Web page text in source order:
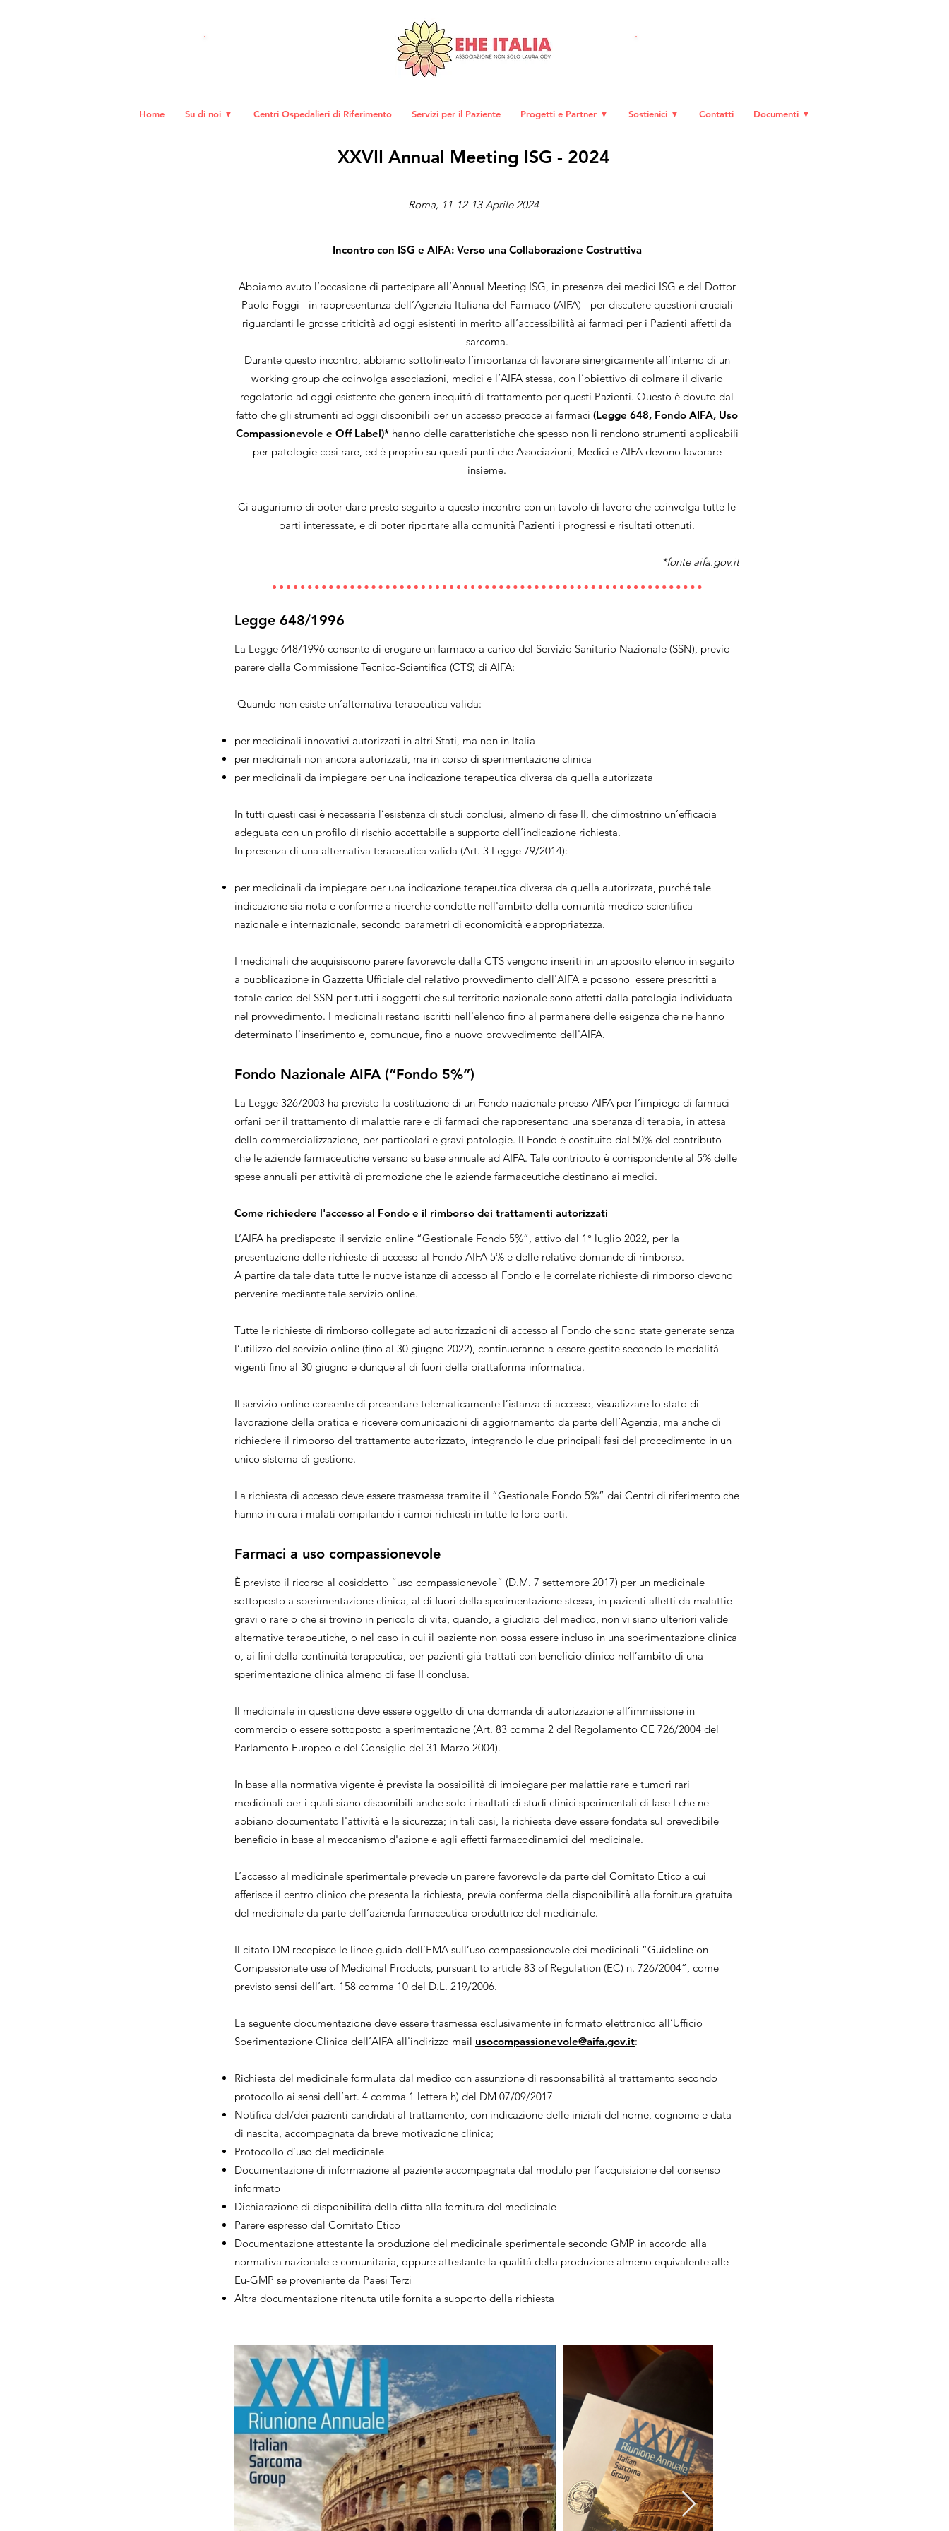
Home Su di noi ▼ Centri Ospedalieri di Riferimento Servizi per il Paziente Progetti e Partner ▼ Sostienici ▼ Contatti Documenti ▼
XXVII Annual Meeting ISG - 2024
Roma, 11-12-13 Aprile 2024
Incontro con ISG e AIFA: Verso una Collaborazione Costruttiva
Abbiamo avuto l’occasione di partecipare all’Annual Meeting ISG, in presenza dei medici ISG e del Dottor
Paolo Foggi - in rappresentanza dell’Agenzia Italiana del Farmaco (AIFA) - per discutere questioni cruciali
riguardanti le grosse criticità ad oggi esistenti in merito all’accessibilità ai farmaci per i Pazienti affetti da
sarcoma.
Durante questo incontro, abbiamo sottolineato l’importanza di lavorare sinergicamente all’interno di un
working group che coinvolga associazioni, medici e l’AIFA stessa, con l’obiettivo di colmare il divario
regolatorio ad oggi esistente che genera inequità di trattamento per questi Pazienti. Questo è dovuto dal
fatto che gli strumenti ad oggi disponibili per un accesso precoce ai farmaci (Legge 648, Fondo AIFA, Uso
Compassionevole e Off Label)*hanno delle caratteristiche che spesso non li rendono strumenti applicabili
per patologie così rare, ed è proprio su questi punti che Associazioni, Medici e AIFA devono lavorare
insieme.
Ci auguriamo di poter dare presto seguito a questo incontro con un tavolo di lavoro che coinvolga tutte le
parti interessate, e di poter riportare alla comunità Pazienti i progressi e risultati ottenuti.
*fonte aifa.gov.it
Legge 648/1996
La Legge 648/1996 consente di erogare un farmaco a carico del Servizio Sanitario Nazionale (SSN), previo
parere della Commissione Tecnico-Scientifica (CTS) di AIFA:
Quando non esiste un’alternativa terapeutica valida:
per medicinali innovativi autorizzati in altri Stati, ma non in Italia
per medicinali non ancora autorizzati, ma in corso di sperimentazione clinica
per medicinali da impiegare per una indicazione terapeutica diversa da quella autorizzata
In tutti questi casi è necessaria l’esistenza di studi conclusi, almeno di fase II, che dimostrino un’efficacia
adeguata con un profilo di rischio accettabile a supporto dell’indicazione richiesta.
In presenza di una alternativa terapeutica valida (Art. 3 Legge 79/2014):
per medicinali da impiegare per una indicazione terapeutica diversa da quella autorizzata, purché tale
indicazione sia nota e conforme a ricerche condotte nell'ambito della comunità medico-scientifica
nazionale e internazionale, secondo parametri di economicità e appropriatezza.
I medicinali che acquisiscono parere favorevole dalla CTS vengono inseriti in un apposito elenco in seguito
a pubblicazione in Gazzetta Ufficiale del relativo provvedimento dell'AIFA e possono essere prescritti a
totale carico del SSN per tutti i soggetti che sul territorio nazionale sono affetti dalla patologia individuata
nel provvedimento. I medicinali restano iscritti nell'elenco fino al permanere delle esigenze che ne hanno
determinato l'inserimento e, comunque, fino a nuovo provvedimento dell'AIFA.
Fondo Nazionale AIFA (“Fondo 5%”)
La Legge 326/2003 ha previsto la costituzione di un Fondo nazionale presso AIFA per l’impiego di farmaci
orfani per il trattamento di malattie rare e di farmaci che rappresentano una speranza di terapia, in attesa
della commercializzazione, per particolari e gravi patologie. Il Fondo è costituito dal 50% del contributo
che le aziende farmaceutiche versano su base annuale ad AIFA. Tale contributo è corrispondente al 5% delle
spese annuali per attività di promozione che le aziende farmaceutiche destinano ai medici.
Come richiedere l'accesso al Fondo e il rimborso dei trattamenti autorizzati
L’AIFA ha predisposto il servizio online “Gestionale Fondo 5%”, attivo dal 1° luglio 2022, per la
presentazione delle richieste di accesso al Fondo AIFA 5% e delle relative domande di rimborso.
A partire da tale data tutte le nuove istanze di accesso al Fondo e le correlate richieste di rimborso devono
pervenire mediante tale servizio online.
Tutte le richieste di rimborso collegate ad autorizzazioni di accesso al Fondo che sono state generate senza
l’utilizzo del servizio online (fino al 30 giugno 2022), continueranno a essere gestite secondo le modalità
vigenti fino al 30 giugno e dunque al di fuori della piattaforma informatica.
Il servizio online consente di presentare telematicamente l’istanza di accesso, visualizzare lo stato di
lavorazione della pratica e ricevere comunicazioni di aggiornamento da parte dell’Agenzia, ma anche di
richiedere il rimborso del trattamento autorizzato, integrando le due principali fasi del procedimento in un
unico sistema di gestione.
La richiesta di accesso deve essere trasmessa tramite il “Gestionale Fondo 5%” dai Centri di riferimento che
hanno in cura i malati compilando i campi richiesti in tutte le loro parti.
Farmaci a uso compassionevole
È previsto il ricorso al cosiddetto “uso compassionevole” (D.M. 7 settembre 2017) per un medicinale
sottoposto a sperimentazione clinica, al di fuori della sperimentazione stessa, in pazienti affetti da malattie
gravi o rare o che si trovino in pericolo di vita, quando, a giudizio del medico, non vi siano ulteriori valide
alternative terapeutiche, o nel caso in cui il paziente non possa essere incluso in una sperimentazione clinica
o, ai fini della continuità terapeutica, per pazienti già trattati con beneficio clinico nell’ambito di una
sperimentazione clinica almeno di fase II conclusa.
Il medicinale in questione deve essere oggetto di una domanda di autorizzazione all’immissione in
commercio o essere sottoposto a sperimentazione (Art. 83 comma 2 del Regolamento CE 726/2004 del
Parlamento Europeo e del Consiglio del 31 Marzo 2004).
In base alla normativa vigente è prevista la possibilità di impiegare per malattie rare e tumori rari
medicinali per i quali siano disponibili anche solo i risultati di studi clinici sperimentali di fase I che ne
abbiano documentato l'attività e la sicurezza; in tali casi, la richiesta deve essere fondata sul prevedibile
beneficio in base al meccanismo d'azione e agli effetti farmacodinamici del medicinale.
L’accesso al medicinale sperimentale prevede un parere favorevole da parte del Comitato Etico a cui
afferisce il centro clinico che presenta la richiesta, previa conferma della disponibilità alla fornitura gratuita
del medicinale da parte dell’azienda farmaceutica produttrice del medicinale.
Il citato DM recepisce le linee guida dell’EMA sull’uso compassionevole dei medicinali “Guideline on
Compassionate use of Medicinal Products, pursuant to article 83 of Regulation (EC) n. 726/2004”, come
previsto sensi dell’art. 158 comma 10 del D.L. 219/2006.
La seguente documentazione deve essere trasmessa esclusivamente in formato elettronico all’Ufficio
Sperimentazione Clinica dell’AIFA all'indirizzo mail usocompassionevole@aifa.gov.it:
Richiesta del medicinale formulata dal medico con assunzione di responsabilità al trattamento secondo
protocollo ai sensi dell’art. 4 comma 1 lettera h) del DM 07/09/2017
Notifica del/dei pazienti candidati al trattamento, con indicazione delle iniziali del nome, cognome e data
di nascita, accompagnata da breve motivazione clinica;
Protocollo d’uso del medicinale
Documentazione di informazione al paziente accompagnata dal modulo per l’acquisizione del consenso
informato
Dichiarazione di disponibilità della ditta alla fornitura del medicinale
Parere espresso dal Comitato Etico
Documentazione attestante la produzione del medicinale sperimentale secondo GMP in accordo alla
normativa nazionale e comunitaria, oppure attestante la qualità della produzione almeno equivalente alle
Eu-GMP se proveniente da Paesi Terzi
Altra documentazione ritenuta utile fornita a supporto della richiesta